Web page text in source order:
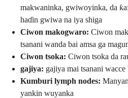
makwaninka, gwiwoyinka, da
haɗin gwiwa na iya shiga
Ciwon makogwaro: Ciwon
tsanani wanda bai amsa ga
Ciwon tsoka: Ciwon tsoka da
gajiya: gajiya mai tsanani
Kumburi lymph nodes:
yankin wuyanka